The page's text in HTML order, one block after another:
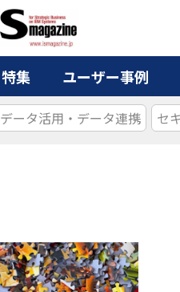
特集 ユーザー事例
データ活用・データ連携 セ